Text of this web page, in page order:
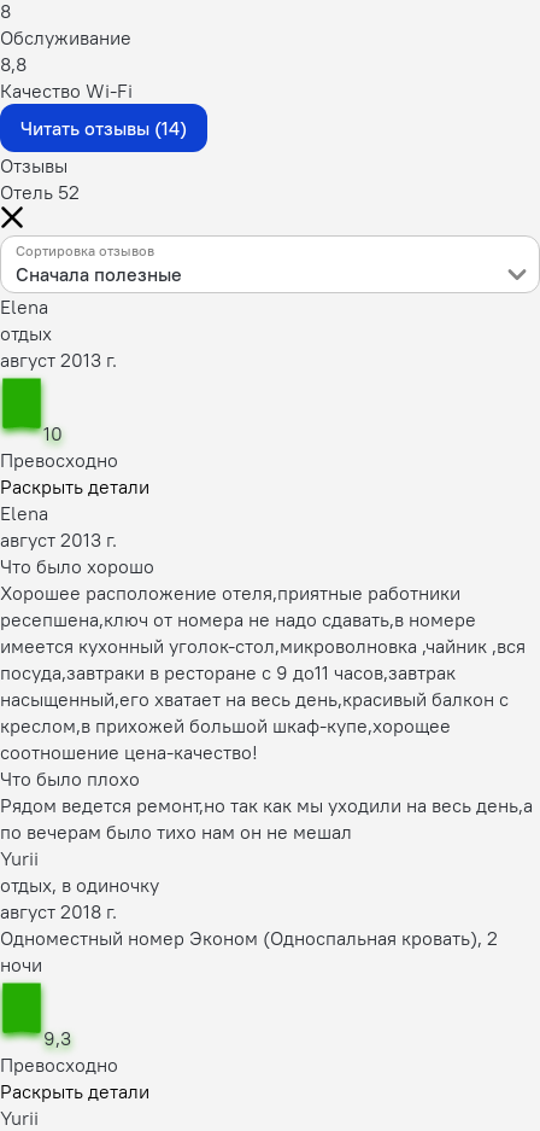
8
Обслуживание
8,8
Качество Wi-Fi
Читать отзывы (14)
Отзывы
Отель 52
Сортировка отзывов
Сначала полезные
Elena
отдых
август 2013 г.
10
Превосходно
Раскрыть детали
Elena
август 2013 г.
Что было хорошо
Хорошее расположение отеля,приятные работники
ресепшена,ключ от номера не надо сдавать,в номере
имеется кухонный уголок-стол,микроволновка ,чайник ,вся
посуда,завтраки в ресторане с 9 до11 часов,завтрак
насыщенный,его хватает на весь день,красивый балкон с
креслом,в прихожей большой шкаф-купе,хорощее
соотношение цена-качество!
Что было плохо
Рядом ведется ремонт,но так как мы уходили на весь день,а
по вечерам было тихо нам он не мешал
Yurii
отдых, в одиночку
август 2018 г.
Одноместный номер Эконом (Односпальная кровать), 2
ночи
9,3
Превосходно
Раскрыть детали
Yurii